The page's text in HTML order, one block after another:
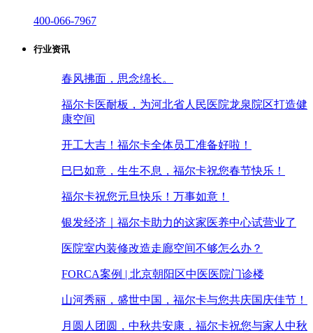
400-066-7967
行业资讯
春风拂面，思念绵长。
福尔卡医耐板，为河北省人民医院龙泉院区打造健
康空间
开工大吉！福尔卡全体员工准备好啦！
巳巳如意，生生不息，福尔卡祝您春节快乐！
福尔卡祝您元旦快乐！万事如意！
银发经济｜福尔卡助力的这家医养中心试营业了
医院室内装修改造走廊空间不够怎么办？
FORCA案例 | 北京朝阳区中医医院门诊楼
山河秀丽，盛世中国，福尔卡与您共庆国庆佳节！
月圆人团圆，中秋共安康，福尔卡祝您与家人中秋